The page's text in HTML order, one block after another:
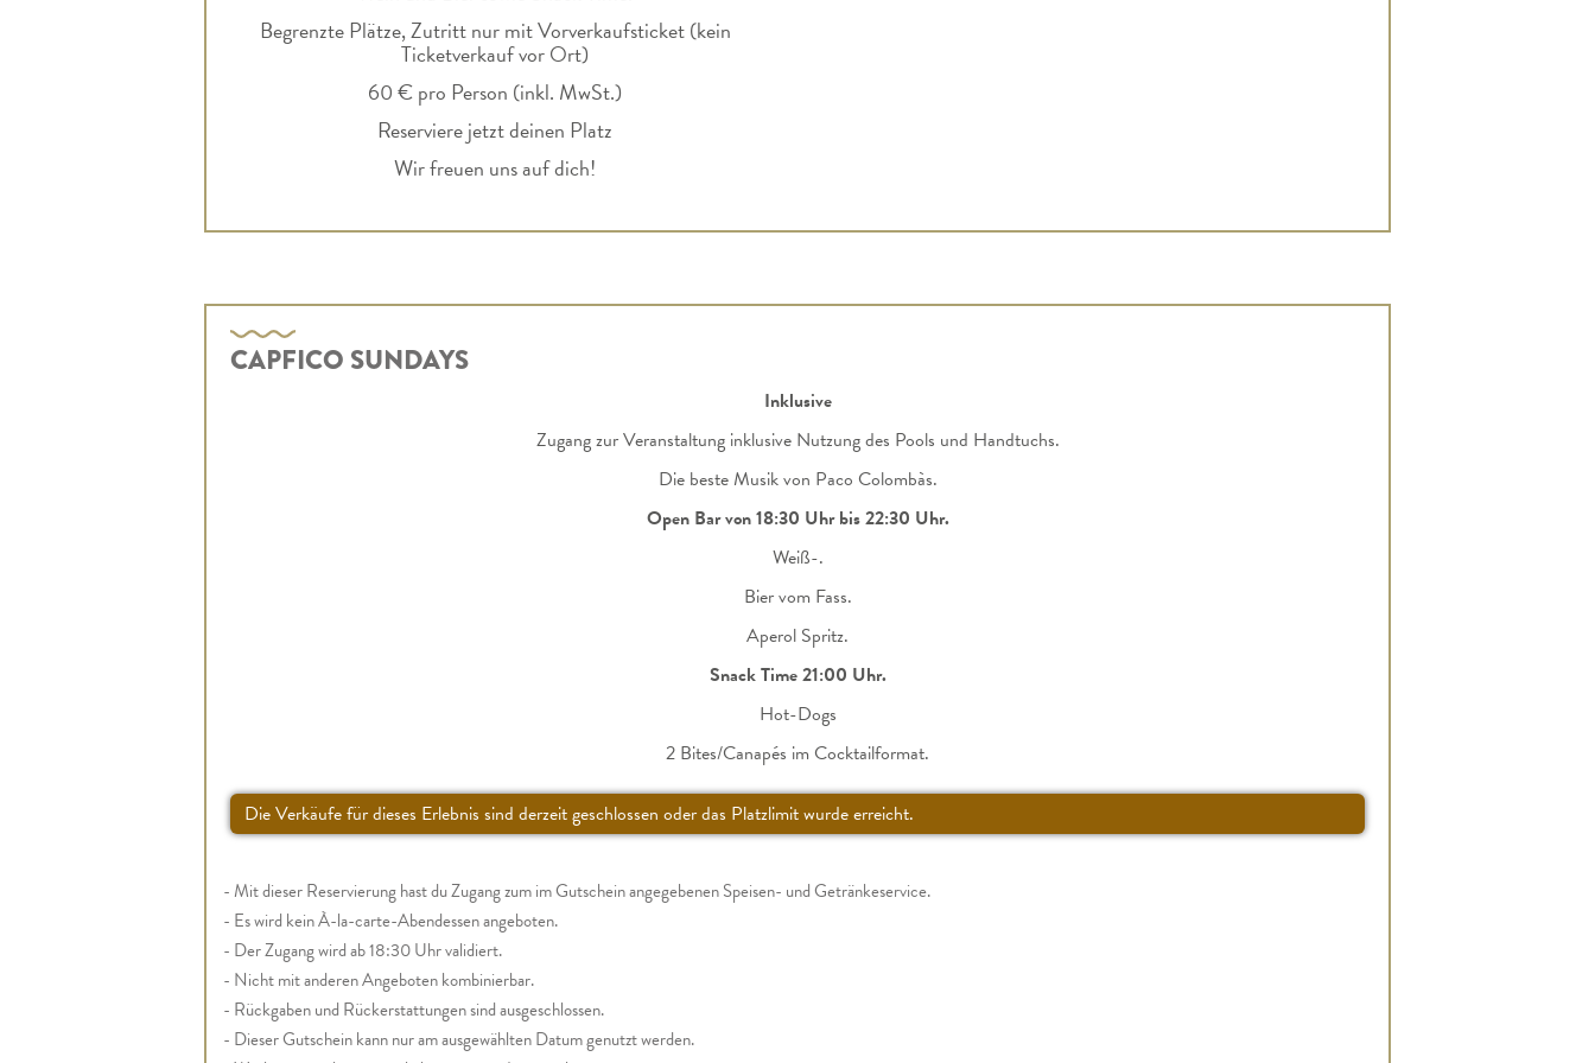
Begrenzte Plätze, Zutritt nur mit Vorverkaufsticket (kein
Ticketverkauf vor Ort)
60 € pro Person (inkl. MwSt.)
Reserviere jetzt deinen Platz
Wir freuen uns auf dich!
CAPFICO SUNDAYS
Inklusive
Zugang zur Veranstaltung inklusive Nutzung des Pools und Handtuchs.
Die beste Musik von Paco Colombàs.
Open Bar von 18:30 Uhr bis 22:30 Uhr.
Weiß-.
Bier vom Fass.
Aperol Spritz.
Snack Time 21:00 Uhr.
Hot-Dogs
2 Bites/Canapés im Cocktailformat.
Die Verkäufe für dieses Erlebnis sind derzeit geschlossen oder das Platzlimit wurde erreicht.
- Mit dieser Reservierung hast du Zugang zum im Gutschein angegebenen Speisen- und Getränkeservice.
- Es wird kein À-la-carte-Abendessen angeboten.
- Der Zugang wird ab 18:30 Uhr validiert.
- Nicht mit anderen Angeboten kombinierbar.
- Rückgaben und Rückerstattungen sind ausgeschlossen.
- Dieser Gutschein kann nur am ausgewählten Datum genutzt werden.